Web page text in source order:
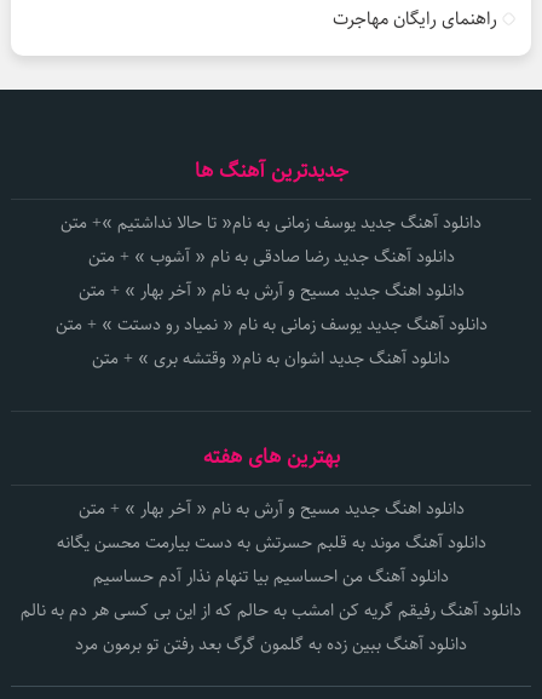
راهنمای رایگان مهاجرت
جدیدترین آهنگ ها
دانلود آهنگ جدید یوسف زمانی به نام« تا حالا نداشتیم »+ متن
دانلود آهنگ جدید رضا صادقی به نام « آشوب » + متن
دانلود اهنگ جدید مسیح و آرش به نام « آخر بهار » + متن
دانلود آهنگ جدید یوسف زمانی به نام « نمیاد رو دستت » + متن
دانلود آهنگ جدید اشوان به نام« وقتشه بری » + متن
بهترین های هفته
دانلود اهنگ جدید مسیح و آرش به نام « آخر بهار » + متن
دانلود آهنگ موند به قلبم حسرتش به دست بیارمت محسن یگانه
دانلود آهنگ من احساسیم بیا تنهام نذار آدم حساسیم
دانلود آهنگ رفیقم گریه کن امشب به حالم که از این بی کسی هر دم به نالم
دانلود آهنگ ببین زده به گلمون گرگ بعد رفتن تو برمون مرد